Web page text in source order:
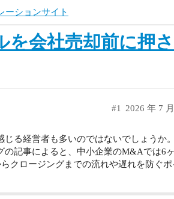
ーションサイト
を会社売却前に押
2026 年 7
#1
る経営者も多いのではないでしょうか
記事によると、中小企業のM&Aでは6
クロージングまでの流れや遅れを防ぐ